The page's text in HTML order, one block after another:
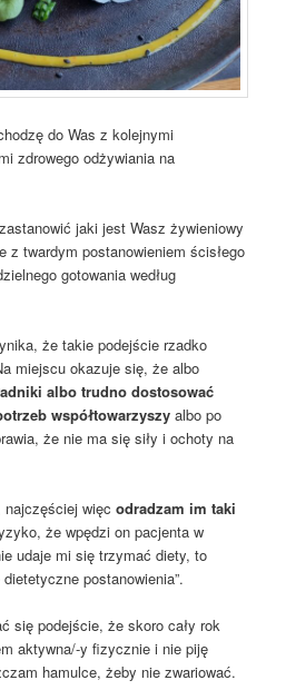
do Was z kolejnymi
zdrowego odżywiania na
jaki jest Wasz żywieniowy
z twardym postanowieniem ścisłego
gotowania według
że takie podejście rzadko
miejscu okazuje się, że albo
albo trudno dostosować
współtowarzyszy albo po
że nie ma się siły i ochoty na
najczęściej więcodradzam im taki
że wpędzi on pacjenta w
udaje mi się trzymać diety, to
postanowienia”.
się podejście, że skoro cały rok
aktywna/-y fizycznie i nie piję
hamulce, żeby nie zwariować.